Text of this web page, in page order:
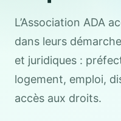
L’Association ADA
dans leurs
et juridiques :
logement, emploi,
accès aux droits.